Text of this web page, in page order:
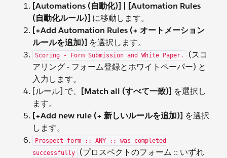
[Automations (自動化)] | [Automation Rules
(自動化ルール)] に移動します。
[+Add Automation Rules (+ オートメーション
ルールを追加)] を選択します。
Scoring - Form Submission and White Paper.
(スコ
アリング - フォーム登録とホワイトペーパー) と
入力します。
[ルール] で、
[Match all (すべて一致)] を選択し
ます。
[+Add new rule (+ 新しいルールを追加)] を選択
します。
Prospect form :: ANY :: was completed
successfully
(プロスペクトのフォーム :: いずれ